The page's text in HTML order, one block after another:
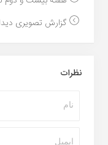
گزارش تصویری
نظرات